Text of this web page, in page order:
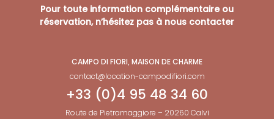
Pour toute information complémentaire ou
réservation, n’hésitez pas à nous contacter
CAMPO DI FIORI, MAISON DE CHARME
contact@location-campodifiori.com
+33 (0)4 95 48 34 60
Route de Pietramaggiore – 20260 Calvi